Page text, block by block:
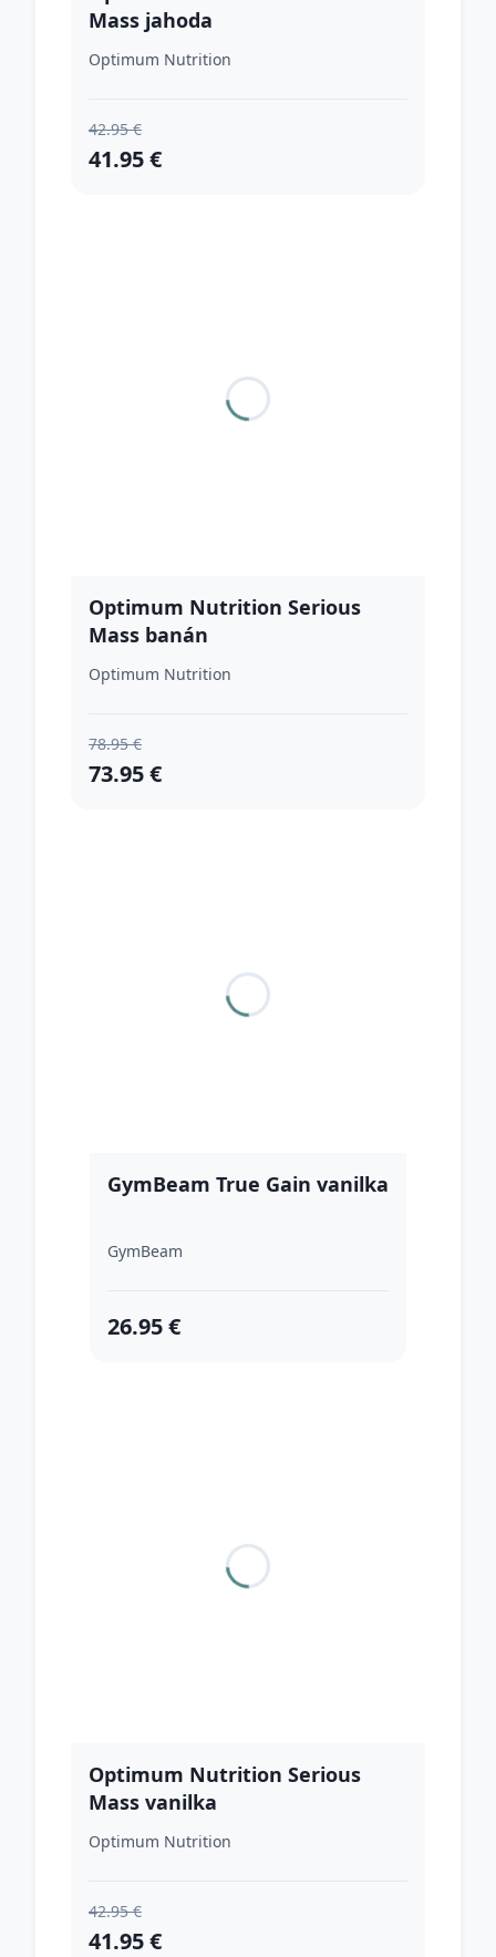
Mass jahoda
Optimum Nutrition
42.95 €
41.95 €
Optimum Nutrition Serious
Mass banán
Optimum Nutrition
78.95 €
73.95 €
GymBeam True Gain vanilka
GymBeam
26.95 €
Optimum Nutrition Serious
Mass vanilka
Optimum Nutrition
42.95 €
41.95 €